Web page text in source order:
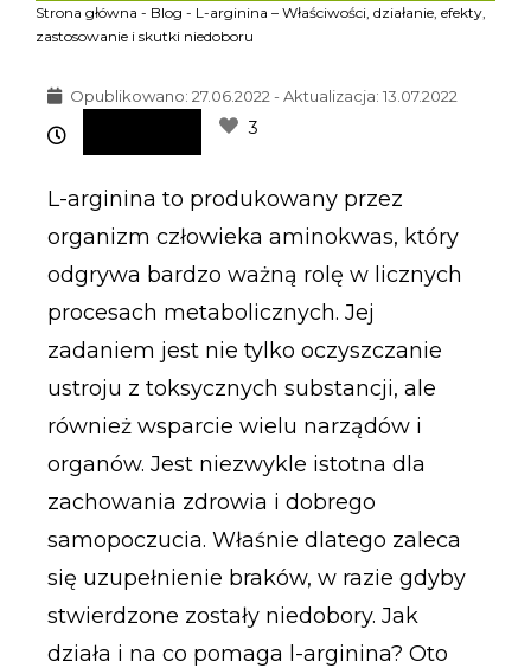
Strona główna - Blog - L-arginina – Właściwości, działanie, efekty,
zastosowanie i skutki niedoboru
Opublikowano: 27.06.2022 - Aktualizacja: 13.07.2022
3
L-arginina to produkowany przez
organizm człowieka aminokwas, który
odgrywa bardzo ważną rolę w licznych
procesach metabolicznych. Jej
zadaniem jest nie tylko oczyszczanie
ustroju z toksycznych substancji, ale
również wsparcie wielu narządów i
organów. Jest niezwykle istotna dla
zachowania zdrowia i dobrego
samopoczucia. Właśnie dlatego zaleca
się uzupełnienie braków, w razie gdyby
stwierdzone zostały niedobory. Jak
działa i na co pomaga l-arginina? Oto